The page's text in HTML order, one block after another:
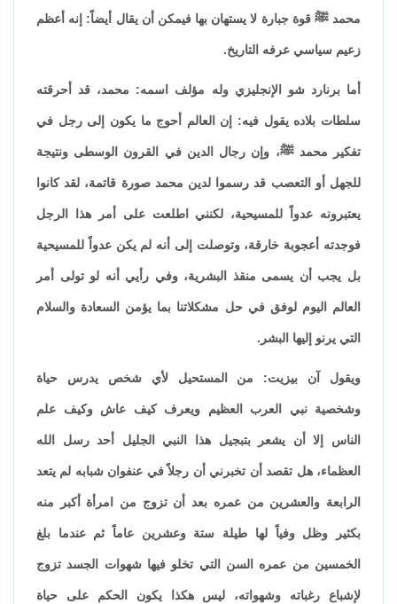
محمد ﷺ قوة جبارة لا يستهان بها فيمكن أن يقال أيضاً: إنه أعظم
زعيم سياسي عرفه التاريخ.
أما برنارد شو الإنجليزي وله مؤلف اسمه: محمد، قد أحرقته
سلطات بلاده يقول فيه: إن العالم أحوج ما يكون إلى رجل في
تفكير محمد ﷺ، وإن رجال الدين في القرون الوسطى ونتيجة
للجهل أو التعصب قد رسموا لدين محمد صورة قاتمة، لقد كانوا
يعتبرونه عدواً للمسيحية، لكنني اطلعت على أمر هذا الرجل
فوجدته أعجوبة خارقة، وتوصلت إلى أنه لم يكن عدواً للمسيحية
بل يجب أن يسمى منقذ البشرية، وفي رأيي أنه لو تولى أمر
العالم اليوم لوفق في حل مشكلاتنا بما يؤمن السعادة والسلام
التي يرنو إليها البشر.
ويقول آن بيزيت: من المستحيل لأي شخص يدرس حياة
وشخصية نبي العرب العظيم ويعرف كيف عاش وكيف علم
الناس إلا أن يشعر بتبجيل هذا النبي الجليل أحد رسل الله
العظماء، هل تقصد أن تخبرني أن رجلاً في عنفوان شبابه لم يتعد
الرابعة والعشرين من عمره بعد أن تزوج من امرأة أكبر منه
بكثير وظل وفياً لها طيلة ستة وعشرين عاماً ثم عندما بلغ
الخمسين من عمره السن التي تخلو فيها شهوات الجسد تزوج
لإشباع رغباته وشهواته، ليس هكذا يكون الحكم على حياة